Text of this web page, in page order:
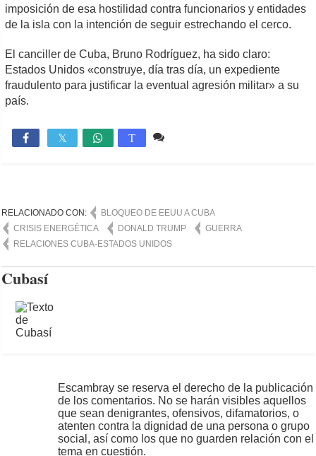
imposición de esa hostilidad contra funcionarios y entidades
de la isla con la intención de seguir estrechando el cerco.
El canciller de Cuba, Bruno Rodríguez, ha sido claro:
Estados Unidos «construye, día tras día, un expediente
fraudulento para justificar la eventual agresión militar» a su
país.
 T
RELACIONADO CON:
BLOQUEO DE EEUU A CUBA
CRISIS ENERGÉTICA
DONALD TRUMP
GUERRA
RELACIONES CUBA-ESTADOS UNIDOS
Cubasí
Escambray se reserva el derecho de la publicación
de los comentarios. No se harán visibles aquellos
que sean denigrantes, ofensivos, difamatorios, o
atenten contra la dignidad de una persona o grupo
social, así como los que no guarden relación con el
tema en cuestión.